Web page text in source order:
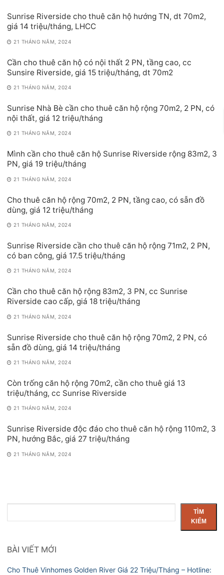
Sunrise Riverside cho thuê căn hộ hướng TN, dt 70m2,
giá 14 triệu/tháng, LHCC
21 THÁNG NĂM, 2024
Cần cho thuê căn hộ có nội thất 2 PN, tầng cao, cc
Sunsire Riverside, giá 15 triệu/tháng, dt 70m2
21 THÁNG NĂM, 2024
Sunrise Nhà Bè cần cho thuê căn hộ rộng 70m2, 2 PN, có
nội thất, giá 12 triệu/tháng
21 THÁNG NĂM, 2024
Mình cần cho thuê căn hộ Sunrise Riverside rộng 83m2, 3
PN, giá 19 triệu/tháng
21 THÁNG NĂM, 2024
Cho thuê căn hộ rộng 70m2, 2 PN, tầng cao, có sẵn đồ
dùng, giá 12 triệu/tháng
21 THÁNG NĂM, 2024
Sunrise Riverside cần cho thuê căn hộ rộng 71m2, 2 PN,
có ban công, giá 17.5 triệu/tháng
21 THÁNG NĂM, 2024
Cần cho thuê căn hộ rộng 83m2, 3 PN, cc Sunrise
Riverside cao cấp, giá 18 triệu/tháng
21 THÁNG NĂM, 2024
Sunrise Riverside cho thuê căn hộ rộng 70m2, 2 PN, có
sẵn đồ dùng, giá 14 triệu/tháng
21 THÁNG NĂM, 2024
Còn trống căn hộ rộng 70m2, cần cho thuê giá 13
triệu/tháng, cc Sunrise Riverside
21 THÁNG NĂM, 2024
Sunrise Riverside độc đáo cho thuê căn hộ rộng 110m2, 3
PN, hướng Bắc, giá 27 triệu/tháng
21 THÁNG NĂM, 2024
kiếm
TÌM
KIẾM
BÀI VIẾT MỚI
Cho Thuê Vinhomes Golden River Giá 22 Triệu/Tháng – Hotline: